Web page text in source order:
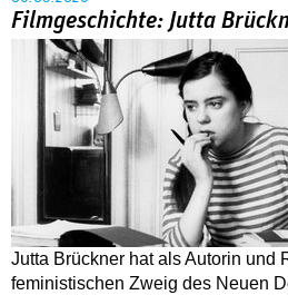
Filmgeschichte: Jutta
Jutta Brückner hat als Autorin und
feministischen Zweig des Neuen